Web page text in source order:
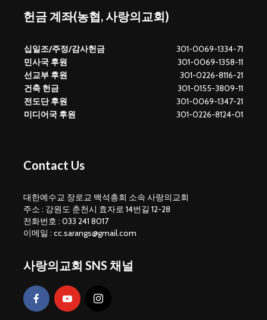
헌금 계좌(농협, 사랑의교회)
십일조/주정/감사헌금
301-0069-1334-71
민사국 후원
301-0069-1358-11
선교부 후원
301-0226-8116-21
건축 헌금
301-0155-3809-11
전도단 후원
301-0069-1347-21
미디어국 후원
301-0226-8124-01
Contact Us
대한예수교 장로교 백석총회 소속 사랑의교회
주소 : 강원도 춘천시 효자로 14번길 12-28
전화번호 : 033 241 8017
이메일 : cc.sarangs@gmail.com
사랑의교회 SNS 채널